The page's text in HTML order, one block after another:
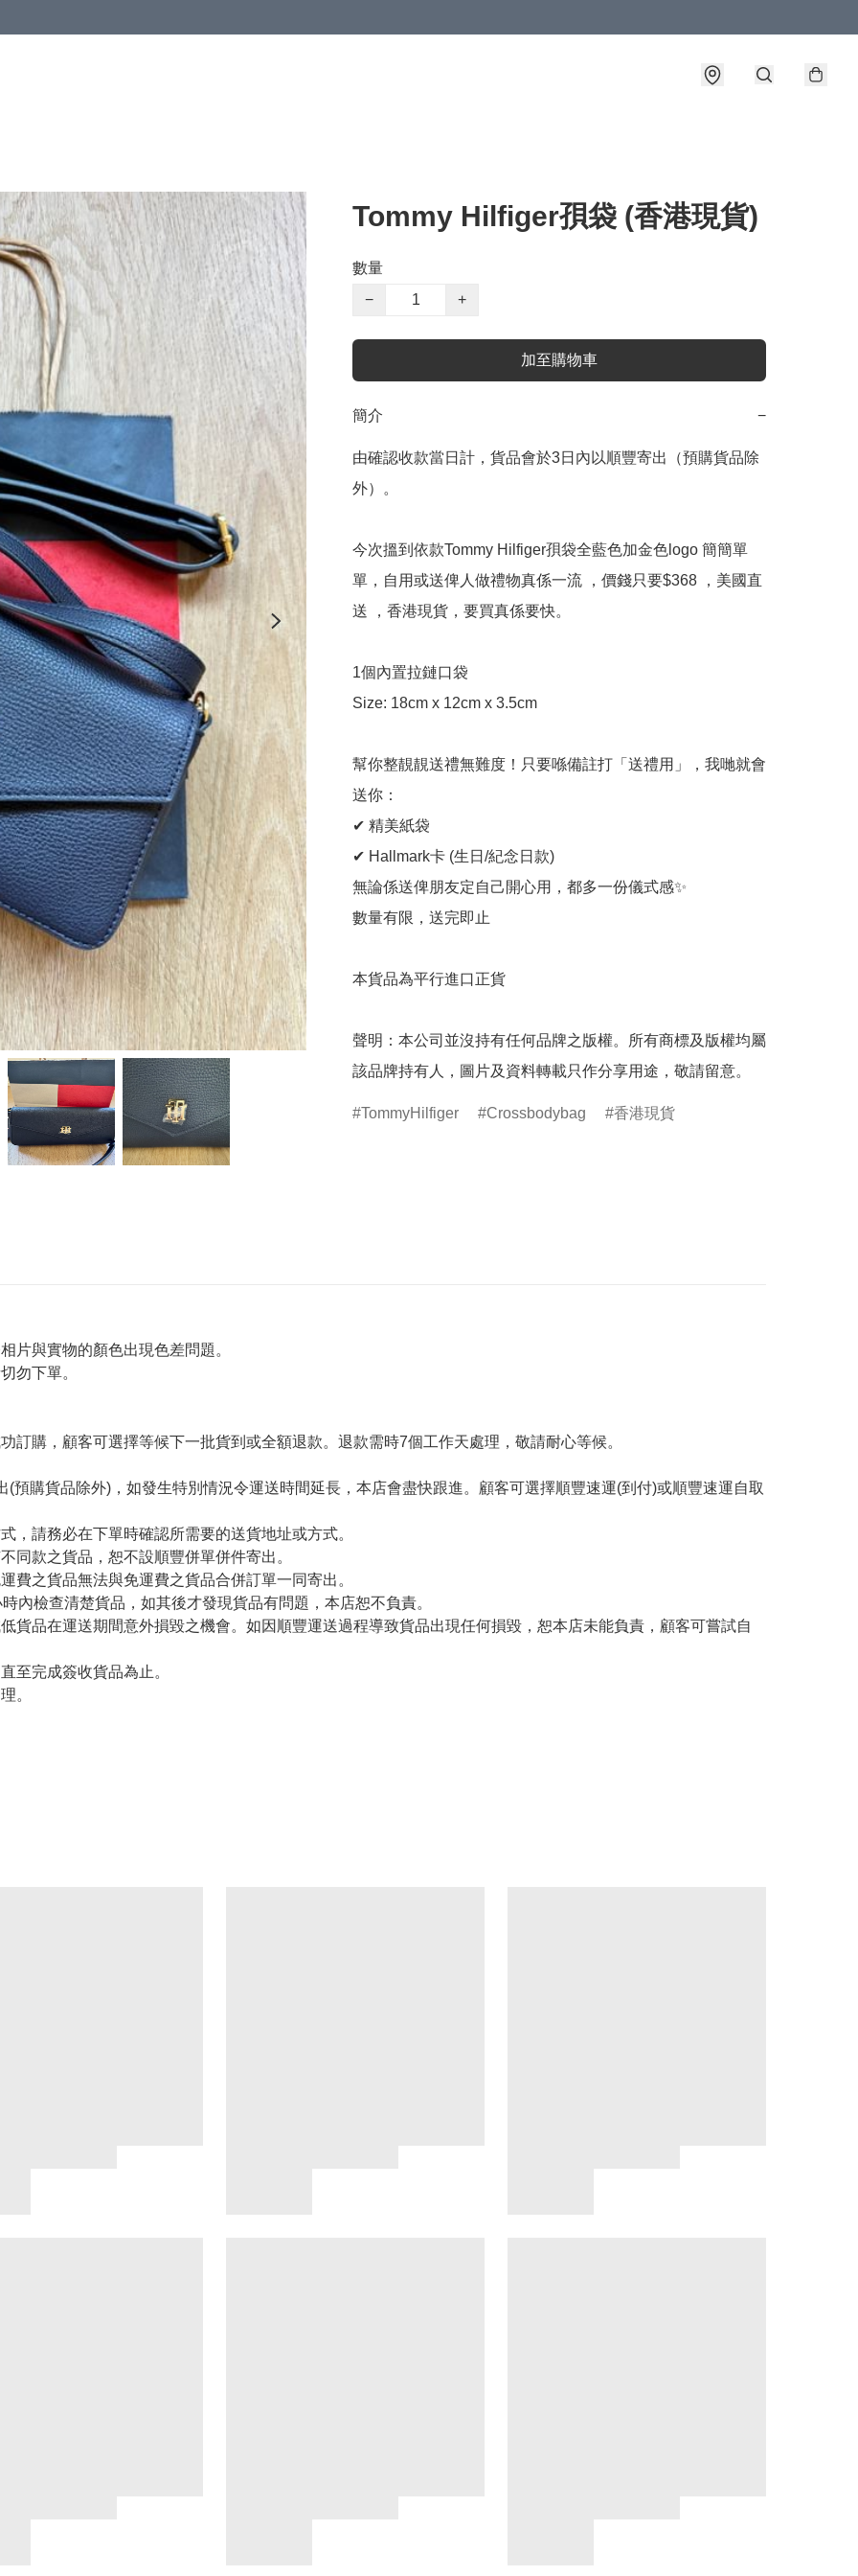
Tommy Hilfiger孭袋 (香港現貨)
數量
−
+
加至購物車
簡介 −
由確認收款當日計，貨品會於3日內以順豐寄出（預購貨品除
外）。
今次搵到依款Tommy Hilfiger孭袋全藍色加金色logo 簡簡單
單，自用或送俾人做禮物真係一流 ，價錢只要$368 ，美國直
送 ，香港現貨，要買真係要快。
1個內置拉鏈口袋
Size: 18cm x 12cm x 3.5cm
幫你整靚靚送禮無難度！只要喺備註打「送禮用」，我哋就會
送你：
✔ 精美紙袋
✔ Hallmark卡 (生日/紀念日款)
無論係送俾朋友定自己開心用，都多一份儀式感✨
數量有限，送完即止
本貨品為平行進口正貨
聲明：本公司並沒持有任何品牌之版權。所有商標及版權均屬
該品牌持有人，圖片及資料轉載只作分享用途，敬請留意。
TommyHilfiger Crossbodybag 香港現貨
與實物的顏色出現色差問題。
勿下單。
購，顧客可選擇等候下一批貨到或全額退款。退款需時7個工作天處理，敬請耐心等候。
購貨品除外)，如發生特別情況令運送時間延長，本店會盡快跟進。顧客可選擇順豐速運(到付)或順豐速運自取
請務必在下單時確認所需要的送貨地址或方式。
款之貨品，恕不設順豐併單併件寄出。
之貨品無法與免運費之貨品合併訂單一同寄出。
檢查清楚貨品，如其後才發現貨品有問題，本店恕不負責。
品在運送期間意外損毀之機會。如因順豐運送過程導致貨品出現任何損毀，恕本店未能負責，顧客可嘗試自
完成簽收貨品為止。
。